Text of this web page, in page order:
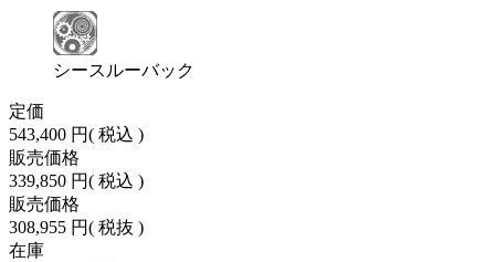
シースルーバック
定価
543,400 円( 税込 )
販売価格
339,850 円( 税込 )
販売価格
308,955 円( 税抜 )
在庫